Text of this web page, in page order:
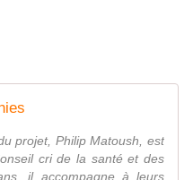
projet, Philip Matoush, est
cri de la santé et des
il accompagne à leurs